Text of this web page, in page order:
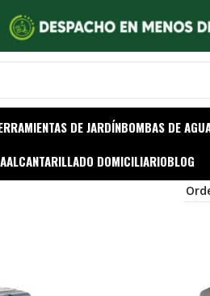
DE JARDÍNBOMBAS DE
ALCANTARILLADO DOMICILIARIOBLOG